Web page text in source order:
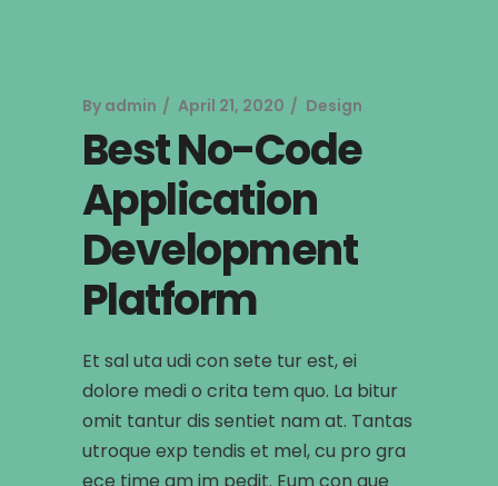
By admin April 21, 2020 Design
Best No-Code
Application
Development
Platform
Et sal uta udi con sete tur est, ei
dolore medi o crita tem quo. La bitur
omit tantur dis sentiet nam at. Tantas
utroque exp tendis et mel, cu pro gra
ece time am im pedit. Eum con gue